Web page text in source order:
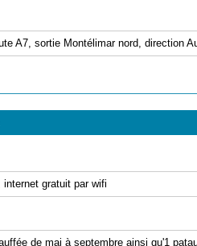
A7, sortie Montélimar nord, direction
gratuit par wifi
de mai à septembre ainsi qu'1